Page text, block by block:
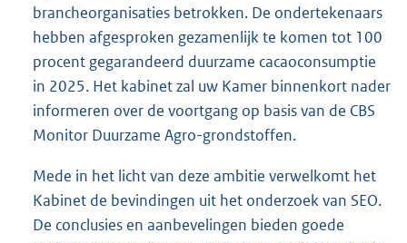
brancheorganisaties betrokken. De ondertekenaars
hebben afgesproken gezamenlijk te komen tot 100
procent gegarandeerd duurzame cacaoconsumptie
in 2025. Het kabinet zal uw Kamer binnenkort nader
informeren over de voortgang op basis van de CBS
Monitor Duurzame Agro-grondstoffen.
Mede in het licht van deze ambitie verwelkomt het
Kabinet de bevindingen uit het onderzoek van SEO.
De conclusies en aanbevelingen bieden goede